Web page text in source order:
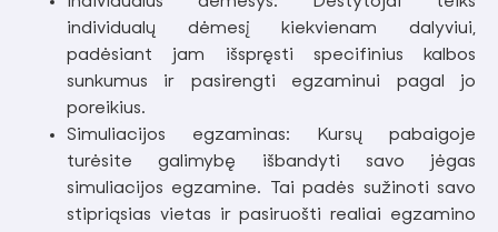
individualų dėmesį kiekvienam dalyviui,
padėsiant jam išspręsti specifinius kalbos
sunkumus ir pasirengti egzaminui pagal jo
poreikius.
Simuliacijos egzaminas: Kursų pabaigoje
turėsite galimybę išbandyti savo jėgas
simuliacijos egzamine. Tai padės sužinoti savo
stipriąsias vietas ir pasiruošti realiai egzamino